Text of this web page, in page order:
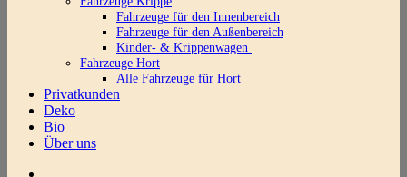
Fahrzeuge für den Innenbereich
Fahrzeuge für den Außenbereich
Kinder- & Krippenwagen
Fahrzeuge Hort
Alle Fahrzeuge für Hort
Privatkunden
Deko
Bio
Über uns